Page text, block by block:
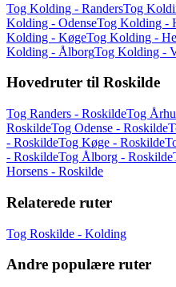
Tog Kolding - RandersTog
Kolding - OdenseTog Kolding -
Kolding - KøgeTog Kolding -
Kolding - ÅlborgTog Kolding -
Hovedruter til Roskilde
Tog Randers - RoskildeTog
RoskildeTog Odense - Roskilde
- RoskildeTog Køge - Roskilde
- RoskildeTog Ålborg - Roskilde
Horsens - Roskilde
Relaterede ruter
Tog Roskilde - Kolding
Andre populære ruter